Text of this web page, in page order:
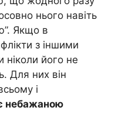
нього навіть
Якщо в
з іншими
ніколи його не
Для них він
і
небажаною